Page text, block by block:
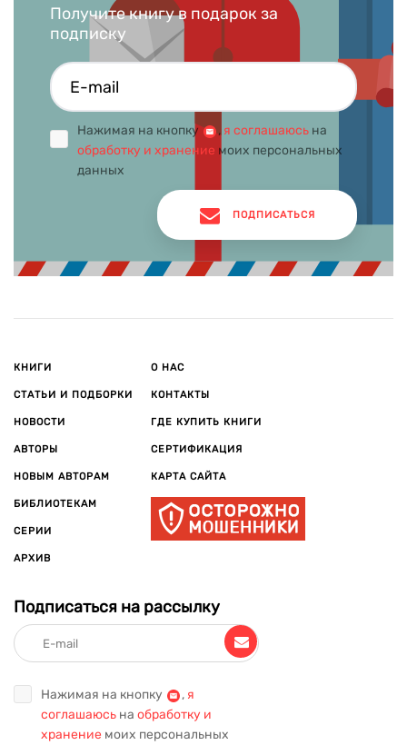
Получите книгу в подарок за
подписку
Нажимая на кнопку , я соглашаюсь на
обработку и хранение моих персональных
данных
ПОДПИСАТЬСЯ
КНИГИ
СТАТЬИ И ПОДБОРКИ
НОВОСТИ
АВТОРЫ
НОВЫМ АВТОРАМ
БИБЛИОТЕКАМ
СЕРИИ
АРХИВ
О НАС
КОНТАКТЫ
ГДЕ КУПИТЬ КНИГИ
СЕРТИФИКАЦИЯ
КАРТА САЙТА
Подписаться на рассылку
Нажимая на кнопку , я
соглашаюсь на обработку и
хранение моих персональных